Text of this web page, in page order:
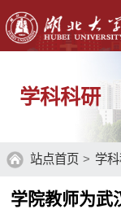
学科科研
站点首页 > 学
学院教师为武